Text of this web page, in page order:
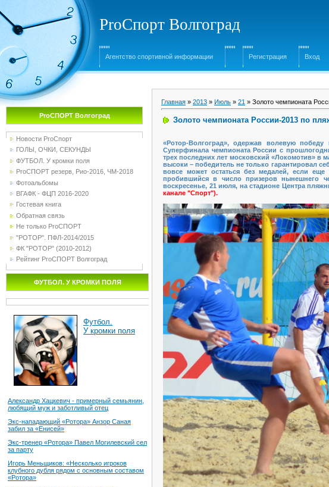
ProСпорт Волгоград
Агентство спортивной информации Регистрация Вход
ProСПОРТ Волгоград
Новости ProСпорт
ГОЛЫ, ОЧКИ, СЕКУНДЫ
ФУТБОЛ. У кромки поля
ProСПОРТ резерв, Рио-2016, ЧМ-2018
Фотоальбомы
ВГАФК - ФЦП 2016-2020
Гостевая книга
Обратная связь
Не только ProСПОРТ
"РОТОР". ПФЛ-2014/2015
ФК "РОТОР" (2010-2012)
Рейтинг ProСПОРТ Волгоград
ФУТБОЛ. У КРОМКИ ПОЛЯ
Футбол.
У кромки поля
Александр Хацкевич - примерный семьянин,
любящий муж и заботливый отец
Экс-нападающий «Ротора» Анзор Саная
забил за «Енисей»
Экс-тренер «Ротора» Павел Могилевский сел
за парту
Игорь Меньщиков: «Несколько игроков
клубного дубля рядом с основным составом
«Ротора»
Главная » 2013 » Июль » 21 » Золото чемпионата
Золото чемпионата России-2013 по
«Ротор-Волгоград», одержав волевую
Суперфинала чемпионата России с
трех последних лет московский «Локомотив» в
высоки – победитель не только гарантировал
вовсе может остаться без медалей, если еще
пробившийся в число призеров нынешнего
воскресенье, 21 июля, на стадионе Центра
канале "Спорт").